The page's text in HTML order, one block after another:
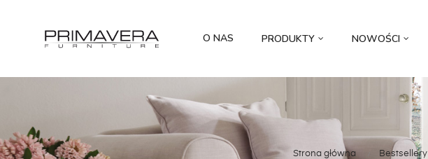
O NAS PRODUKTY NOWOŚCI
Strona główna Bestsellery